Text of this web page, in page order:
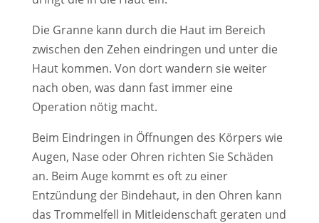
Die Granne kann durch die Haut im Bereich
zwischen den Zehen eindringen und unter die
Haut kommen. Von dort wandern sie weiter
nach oben, was dann fast immer eine
Operation nötig macht.
Beim Eindringen in Öffnungen des Körpers wie
Augen, Nase oder Ohren richten Sie Schäden
an. Beim Auge kommt es oft zu einer
Entzündung der Bindehaut, in den Ohren kann
das Trommelfell in Mitleidenschaft geraten und